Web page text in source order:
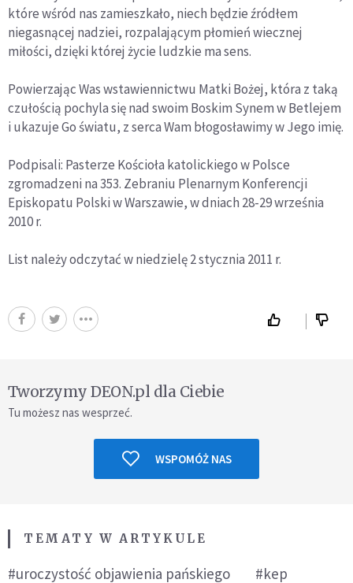
które wśród nas zamieszkało, niech będzie źródłem
niegasnącej nadziei, rozpalającym płomień wiecznej
miłości, dzięki której życie ludzkie ma sens.
Powierzając Was wstawiennictwu Matki Bożej, która z taką
czułością pochyla się nad swoim Boskim Synem w Betlejem
i ukazuje Go światu, z serca Wam błogosławimy w Jego imię.
Podpisali: Pasterze Kościoła katolickiego w Polsce
zgromadzeni na 353. Zebraniu Plenarnym Konferencji
Episkopatu Polski w Warszawie, w dniach 28-29 września
2010 r.
List należy odczytać w niedzielę 2 stycznia 2011 r.
Tworzymy DEON.pl dla Ciebie
Tu możesz nas wesprzeć.
WSPOMÓŻ NAS
TEMATY W ARTYKULE
#uroczystość objawienia pańskiego
#kep